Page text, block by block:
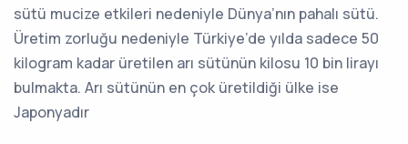
sütü mucize etkileri nedeniyle Dünya’nın pahalı sütü.
Üretim zorluğu nedeniyle Türkiye’de yılda sadece 50
kilogram kadar üretilen arı sütünün kilosu 10 bin lirayı
bulmakta. Arı sütünün en çok üretildiği ülke ise
Japonyadır